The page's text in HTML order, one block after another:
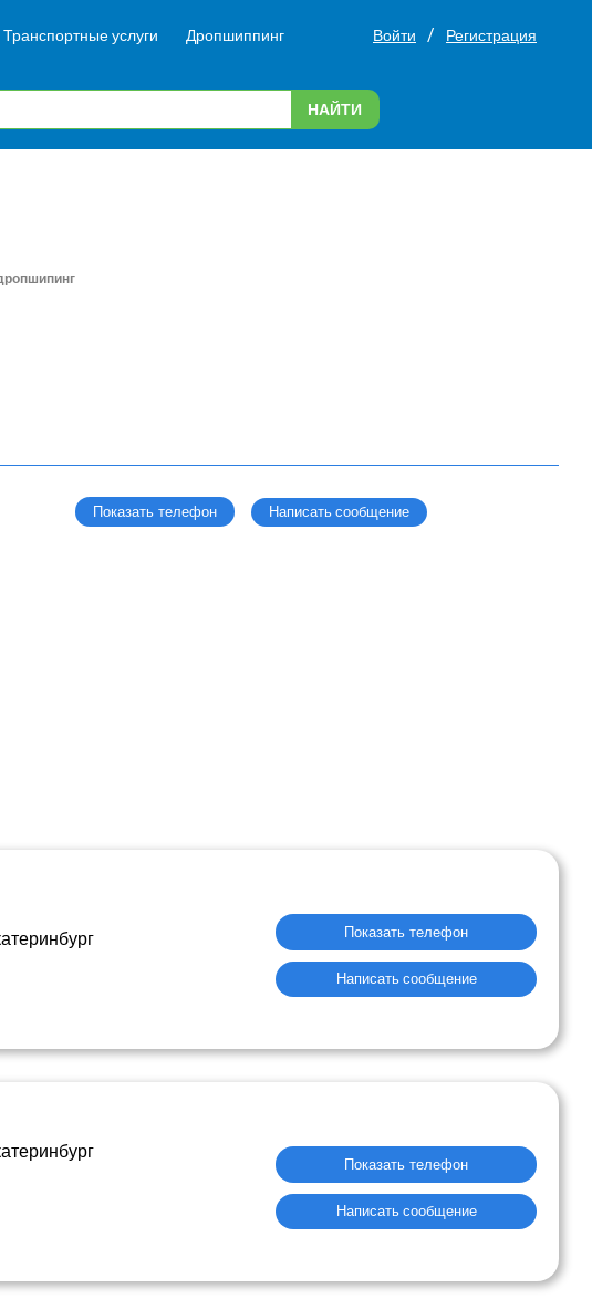
Транспортные услуги Дропшиппинг Войти / Регистрация
НАЙТИ
Показать телефон Написать сообщение
Показать телефон
Написать сообщение
Показать телефон
Написать сообщение